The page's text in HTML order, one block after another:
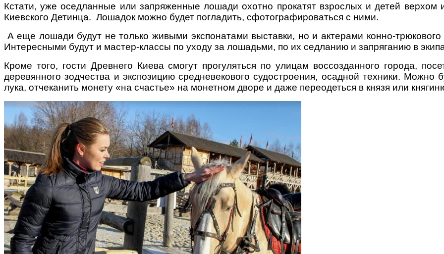
Кстати, уже оседланные или запряженные лошади охотно прокатят взрослых и детей
Киевского Детинца. Лошадок можно будет погладить, сфотографироваться с ними.
А еще лошади будут не только живыми экспонатами выставки, но и актерами конно-
Интересными будут и мастер-классы по уходу за лошадьми, по их седланию и запряганию в
Кроме того, гости Древнего Киева смогут прогуляться по улицам воссозданного города,
деревянного зодчества и экспозицию средневекового судостроения, осадной техники. Можно
лука, отчеканить монету «на счастье» на монетном дворе и даже переодеться в князя или